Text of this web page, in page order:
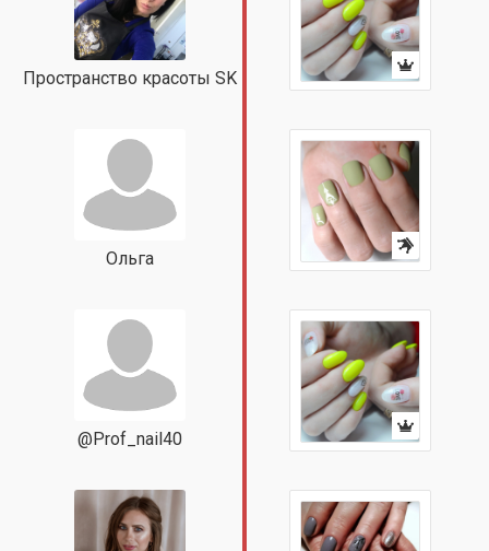
Пространство красоты SK
Ольга
@Prof_nail40